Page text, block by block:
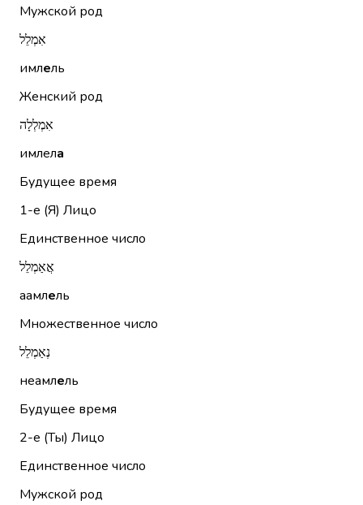
Мужской род
אִמְלֵל
имлель
Женский род
אִמְלְלָה
имлела
Будущее время
1-е (Я) Лицо
Единственное число
אֲאַמְלֵל
аамлель
Множественное число
נְאַמְלֵל
неамлель
Будущее время
2-е (Ты) Лицо
Единственное число
Мужской род